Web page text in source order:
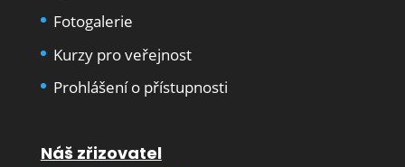
Fotogalerie
Kurzy pro veřejnost
Prohlášení o přístupnosti
Náš zřizovatel